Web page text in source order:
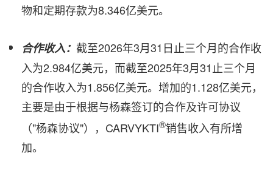
物和定期存款为8.346亿美元。
合作收入： 截至2026年3月31日止三个月的合作收
入为2.984亿美元，而截至2025年3月31止三个月
的合作收入为1.856亿美元。增加的1.128亿美元，
主要是由于根据与杨森签订的合作及许可协议
（"杨森协议"），CARVYKTI®销售收入有所增
加。